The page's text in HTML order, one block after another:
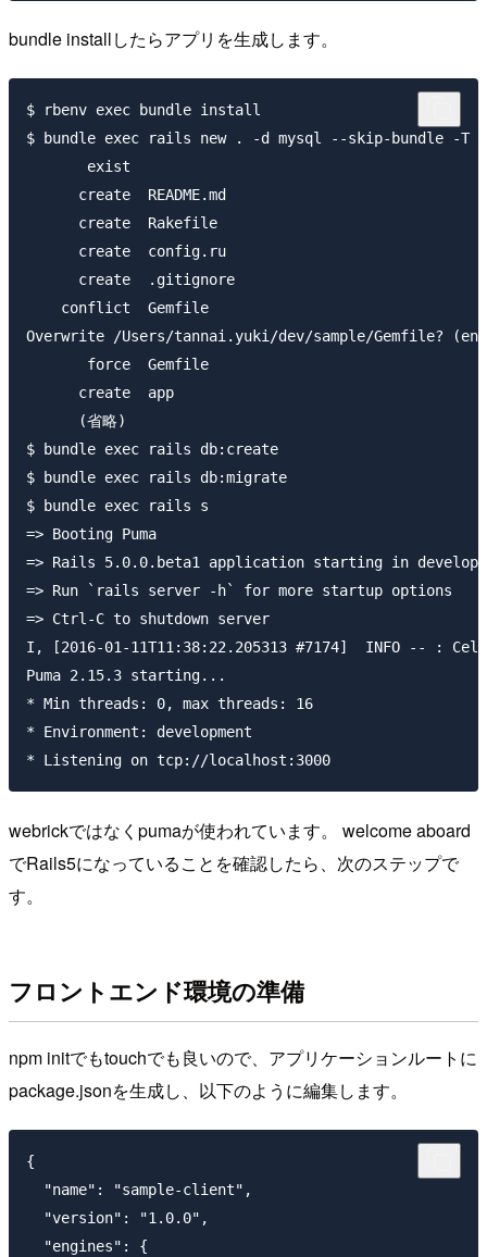
bundle installしたらアプリを生成します。
$ rbenv exec bundle install
$ bundle exec rails new . -d mysql --skip-bundle -T
       exist
      create  README.md
      create  Rakefile
      create  config.ru
      create  .gitignore
    conflict  Gemfile
Overwrite /Users/tannai.yuki/dev/sample/Gemfile?
       force  Gemfile
      create  app
      (省略)
$ bundle exec rails db:create
$ bundle exec rails db:migrate
$ bundle exec rails s
=> Booting Puma
=> Rails 5.0.0.beta1 application starting in
=> Run `rails server -h` for more startup options
=> Ctrl-C to shutdown server
I, [2016-01-11T11:38:22.205313 #7174]  INFO -- :
Puma 2.15.3 starting...
* Min threads: 0, max threads: 16
* Environment: development
webrickではなくpumaが使われています。 welcome aboard
でRails5になっていることを確認したら、次のステップで
す。
フロントエンド環境の準備
npm initでもtouchでも良いので、アプリケーションルートに
package.jsonを生成し、以下のように編集します。
{
  "name": "sample-client",
  "version": "1.0.0",
  "engines": {